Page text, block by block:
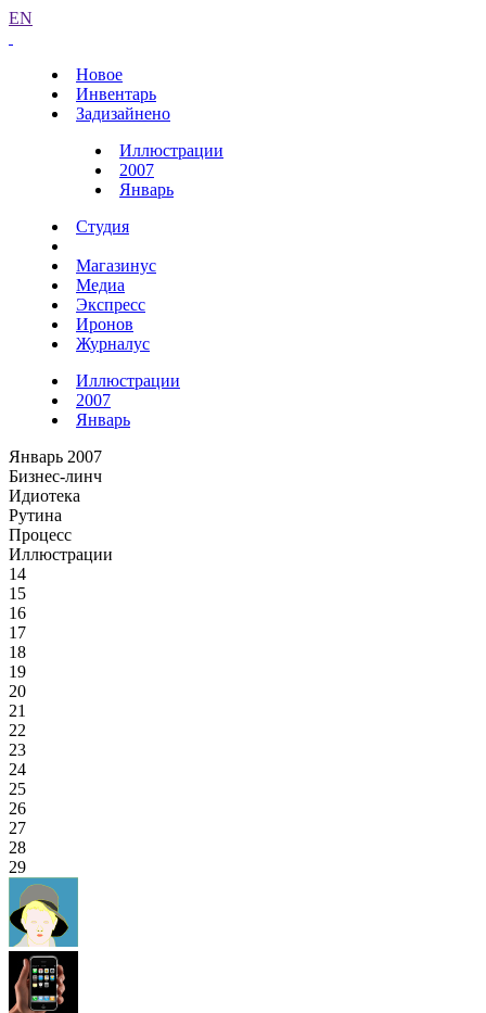
EN
Новое
Инвентарь
Задизайнено
Иллюстрации
2007
Январь
Студия
Магазинус
Медиа
Экспресс
Иронов
Журналус
Иллюстрации
2007
Январь
Январь 2007
Бизнес-линч
Идиотека
Рутина
Процесс
Иллюстрации
14
15
16
17
18
19
20
21
22
23
24
25
26
27
28
29